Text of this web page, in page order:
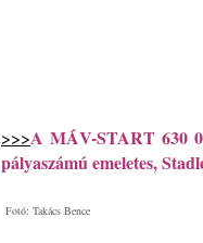
>>>A MÁV-START 630
pályaszámú emeletes,
Fotó: Takács Bence